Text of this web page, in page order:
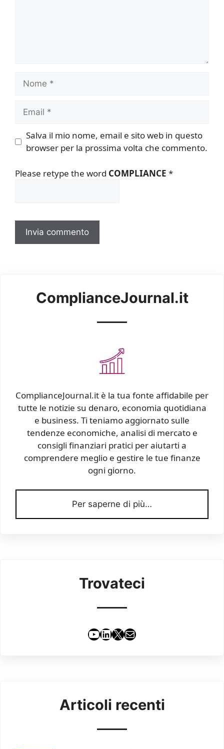
Nome
Email
Salva il mio nome, email e sito web in questo
browser per la prossima volta che commento.
Please retype the word COMPLIANCE *
ComplianceJournal.it
ComplianceJournal.it è la tua fonte affidabile per
tutte le notizie su denaro, economia quotidiana
e business. Ti teniamo aggiornato sulle
tendenze economiche, analisi di mercato e
consigli finanziari pratici per aiutarti a
comprendere meglio e gestire le tue finanze
ogni giorno.
Per saperne di più…
Trovateci
YouTube
LinkedIn
X Email
Articoli recenti